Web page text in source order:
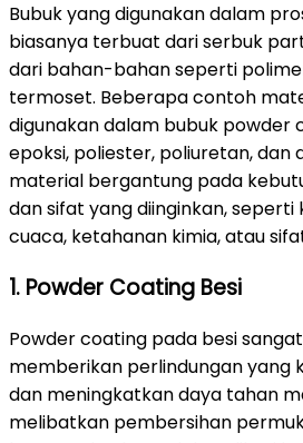
Bubuk yang digunakan dalam
biasanya terbuat dari serbuk
dari bahan-bahan seperti
termoset. Beberapa contoh
digunakan dalam bubuk powder
epoksi, poliester, poliuretan, dan
material bergantung pada
dan sifat yang diinginkan,
cuaca, ketahanan kimia, atau
1. Powder Coating Besi
Powder coating pada besi
memberikan perlindungan yang
dan meningkatkan daya tahan
melibatkan pembersihan